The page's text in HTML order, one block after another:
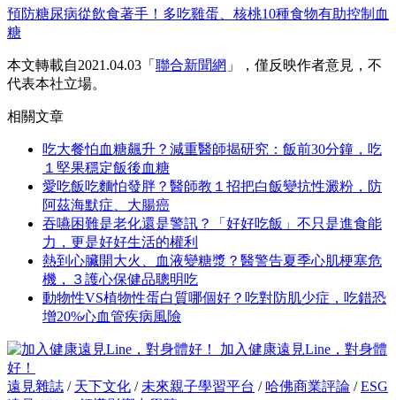
預防糖尿病從飲食著手！多吃雞蛋、核桃10種食物有助控制血
糖
本文轉載自2021.04.03「 聯合新聞網 」，僅反映作者意見，不
代表本社立場。
相關文章
吃大餐怕血糖飆升？減重醫師揭研究：飯前30分鐘，吃
１堅果穩定飯後血糖
愛吃飯吃麵怕發胖？醫師教１招把白飯變抗性澱粉，防
阿茲海默症、大腸癌
吞嚥困難是老化還是警訊？「好好吃飯」不只是進食能
力，更是好好生活的權利
熱到心臟開大火、血液變糖漿？醫警告夏季心肌梗塞危
機，３護心保健品聰明吃
動物性VS植物性蛋白質哪個好？吃對防肌少症，吃錯恐
增20%心血管疾病風險
加入健康遠見Line，對身體
好！
遠見雜誌 / 天下文化 /未來親子學習平台 / 哈佛商業評論 /ESG